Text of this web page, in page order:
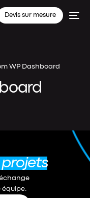
Devis sur mesure
WP Dashboard
projets